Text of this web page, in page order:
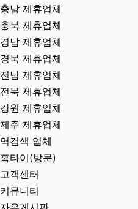
충남 제휴업체
충북 제휴업체
경남 제휴업체
경북 제휴업체
전남 제휴업체
전북 제휴업체
강원 제휴업체
제주 제휴업체
역검색 업체
홈타이(방문)
고객센터
커뮤니티